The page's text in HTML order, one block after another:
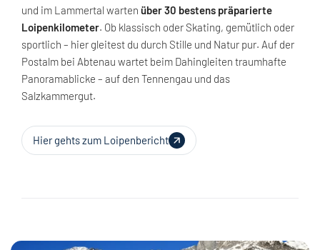
und im Lammertal warten über 30 bestens präparierte
Loipenkilometer. Ob klassisch oder Skating, gemütlich oder
sportlich – hier gleitest du durch Stille und Natur pur. Auf der
Postalm bei Abtenau wartet beim Dahingleiten traumhafte
Panoramablicke – auf den Tennengau und das
Salzkammergut.
Hier gehts zum Loipenbericht